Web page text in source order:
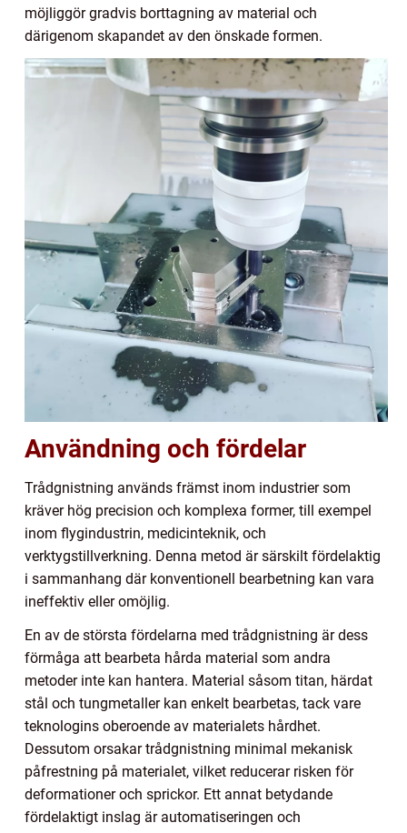
möjliggör gradvis borttagning av material och
därigenom skapandet av den önskade formen.
Användning och fördelar
Trådgnistning används främst inom industrier som
kräver hög precision och komplexa former, till exempel
inom flygindustrin, medicinteknik, och
verktygstillverkning. Denna metod är särskilt fördelaktig
i sammanhang där konventionell bearbetning kan vara
ineffektiv eller omöjlig.
En av de största fördelarna med trådgnistning är dess
förmåga att bearbeta hårda material som andra
metoder inte kan hantera. Material såsom titan, härdat
stål och tungmetaller kan enkelt bearbetas, tack vare
teknologins oberoende av materialets hårdhet.
Dessutom orsakar trådgnistning minimal mekanisk
påfrestning på materialet, vilket reducerar risken för
deformationer och sprickor. Ett annat betydande
fördelaktigt inslag är automatiseringen och